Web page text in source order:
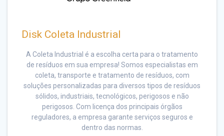
Disk Coleta Industrial
A Coleta Industrial é a escolha certa para o tratamento
de resíduos em sua empresa! Somos especialistas em
coleta, transporte e tratamento de resíduos, com
soluções personalizadas para diversos tipos de resíduos
sólidos, industriais, tecnológicos, perigosos e não
perigosos. Com licença dos principais órgãos
reguladores, a empresa garante serviços seguros e
dentro das normas.